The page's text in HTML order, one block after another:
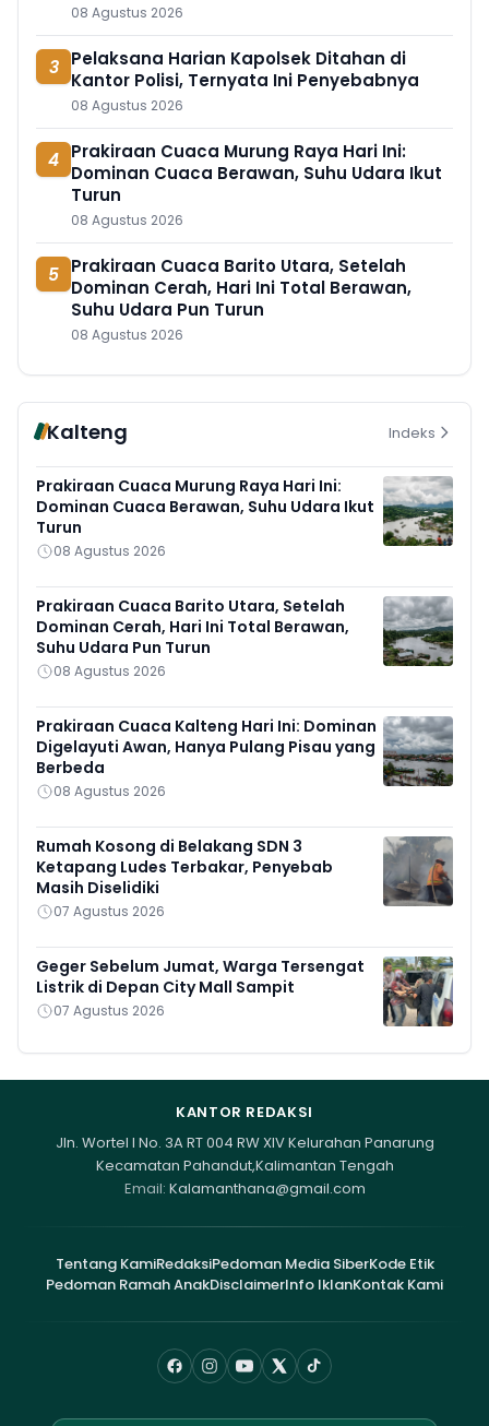
08 Agustus 2026
3 Pelaksana Harian Kapolsek Ditahan di
Kantor Polisi, Ternyata Ini Penyebabnya
08 Agustus 2026
4 Prakiraan Cuaca Murung Raya Hari Ini:
Dominan Cuaca Berawan, Suhu Udara Ikut
Turun
08 Agustus 2026
5 Prakiraan Cuaca Barito Utara, Setelah
Dominan Cerah, Hari Ini Total Berawan,
Suhu Udara Pun Turun
08 Agustus 2026
Kalteng Indeks
Prakiraan Cuaca Murung Raya Hari Ini:
Dominan Cuaca Berawan, Suhu Udara Ikut
Turun
08 Agustus 2026
Prakiraan Cuaca Barito Utara, Setelah
Dominan Cerah, Hari Ini Total Berawan,
Suhu Udara Pun Turun
08 Agustus 2026
Prakiraan Cuaca Kalteng Hari Ini: Dominan
Digelayuti Awan, Hanya Pulang Pisau yang
Berbeda
08 Agustus 2026
Rumah Kosong di Belakang SDN 3
Ketapang Ludes Terbakar, Penyebab
Masih Diselidiki
07 Agustus 2026
Geger Sebelum Jumat, Warga Tersengat
Listrik di Depan City Mall Sampit
07 Agustus 2026
KANTOR REDAKSI
Jln. Wortel I No. 3A RT 004 RW XIV Kelurahan Panarung
Kecamatan Pahandut,Kalimantan Tengah
Email: Kalamanthana@gmail.com
Tentang KamiRedaksiPedoman Media SiberKode Etik
Pedoman Ramah AnakDisclaimerInfo IklanKontak Kami